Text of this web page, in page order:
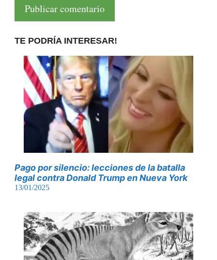
TE PODRÍA INTERESAR!
Pago por silencio: lecciones de la batalla
legal contra Donald Trump en Nueva York
13/01/2025